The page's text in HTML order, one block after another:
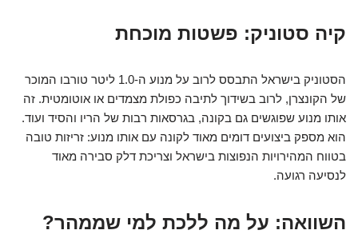
קיה סטוניק: פשטות מוכחת
הסטוניק בישראל התבסס לרוב על מנוע ה-1.0 ליטר טורבו המוכר
של הקונצרן, לרוב בשידוך לתיבה כפולת מצמדים או אוטומטית. זה
אותו מנוע שפוגשים גם בקונה, בגרסאות רבות של הריו והסיד ועוד.
הוא מספק ביצועים דומים מאוד לקונה עם אותו מנוע: זריזות טובה
בטווח המהירויות הנפוצות בישראל וצריכת דלק סבירה מאוד
לנסיעה רגועה.
השוואה: על מה ללכת למי שממהר?